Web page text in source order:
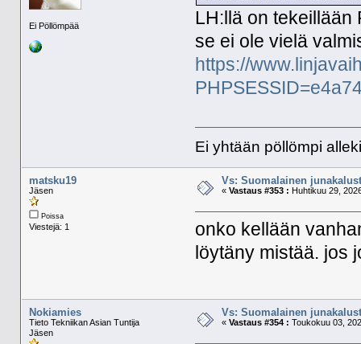
Ei Pöllömpää
LH:llä on tekeillään
se ei ole vielä
https://
Ei yhtään pöllömpi
matsku19
Jäsen
Poissa
Viestejä: 1
Vs: Suomalainen
« Vastaus #353 : Huhtikuu 29,
onko kellään
löytäny mistää. jos
Nokiamies
Tieto Tekniikan Asian Tuntija
Jäsen
Vs: Suomalainen
« Vastaus #354 : Toukokuu 03,